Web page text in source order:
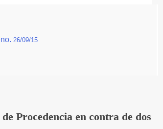
26/09/15
Procedencia en contra de dos